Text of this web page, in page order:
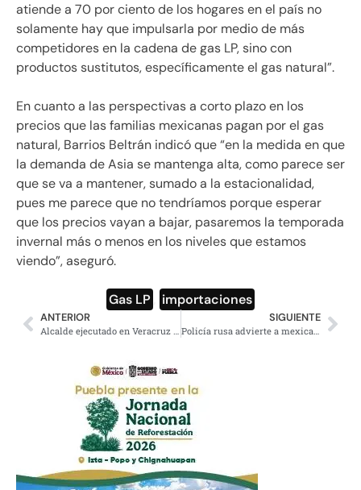
atiende a 70 por ciento de los hogares en el país no
solamente hay que impulsarla por medio de más
competidores en la cadena de gas LP, sino con
productos sustitutos, específicamente el gas natural”.
En cuanto a las perspectivas a corto plazo en los
precios que las familias mexicanas pagan por el gas
natural, Barrios Beltrán indicó que “en la medida en que
la demanda de Asia se mantenga alta, como parece ser
que se va a mantener, sumado a la estacionalidad,
pues me parece que no tendríamos porque esperar
que los precios vayan a bajar, pasaremos la temporada
invernal más o menos en los niveles que estamos
viendo”, aseguró.
Gas LP importaciones
ANTERIOR
Alcalde ejecutado en Veracruz hizo tratos con banda que robaba láminas de bodegas del gobierno
SIGUIENTE
Policía rusa advierte a mexicanos que si gritan ‘¡eh puto!’ en el mundial serán expulsados